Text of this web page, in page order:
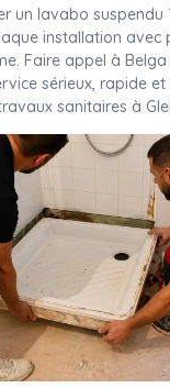
un lavabo suspendu
installation avec
Faire appel à Belga
sérieux, rapide
sanitaires à